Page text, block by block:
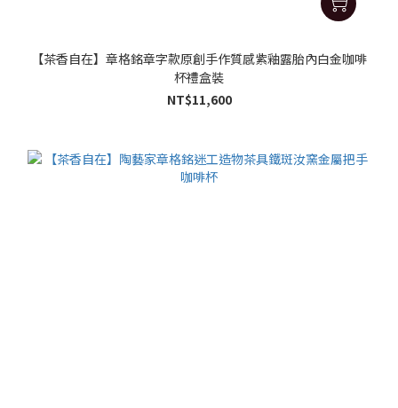
【茶香自在】章格銘章字款原創手作質感紫釉露胎內白金咖啡
杯禮盒裝
NT$11,600